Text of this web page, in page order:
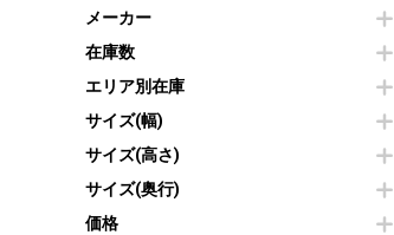
プリンター・コピー機
コートハンガー・ポールハンガー
傘立て
食器棚・キッチンキャビネット
オフィスアクセサリーその他
カウンターテーブル
センターテーブル・サイドテーブル
カフェテーブル
ソファ
シェルフ
ダストボックス（ゴミ箱）
インテリア家具その他
冷蔵庫・洗濯機
空気清浄機・加湿器
電子レンジ
液晶テレビ・モニター類
エアコン
照明機器
季節家電
その他キッチン家電・オフィス家電
メーカー
在庫数
エリア別在庫
サイズ(幅)
サイズ(高さ)
サイズ(奥行)
価格